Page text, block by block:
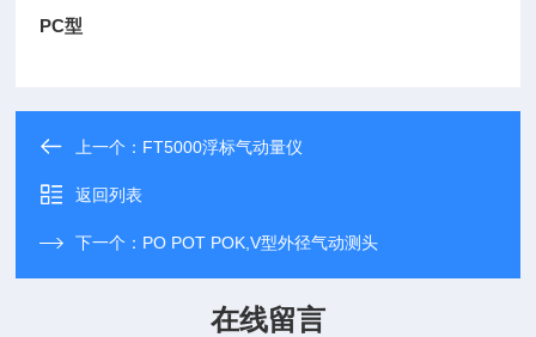
PC型
上一个： FT5000浮标气动量仪
返回列表
下一个： PO POT POK,V型外径气动测头
在线留言